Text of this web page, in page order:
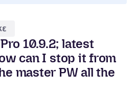
10.9.2; latest
can I stop it from
master PW all the